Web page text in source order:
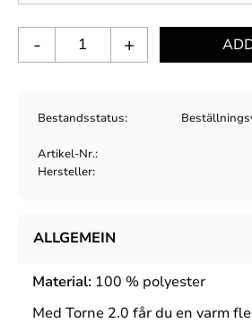
+
-
Bestandsstatus
Artikel-Nr.
Hersteller
ALLGEMEIN
Material: 100 % polyester
Med Torne 2.0 får du en varm